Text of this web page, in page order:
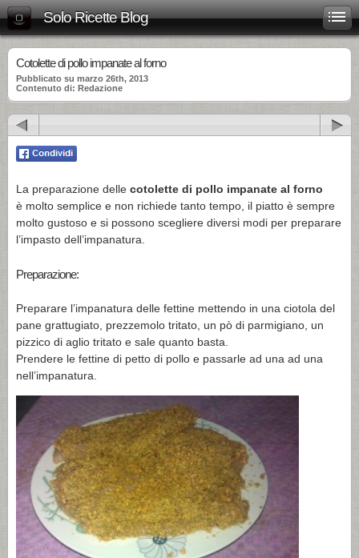
Solo Ricette Blog
Cotolette di pollo impanate al forno
Pubblicato su marzo 26th, 2013
Contenuto di: Redazione
La preparazione delle cotolette di pollo impanate al forno
è molto semplice e non richiede tanto tempo, il piatto è sempre
molto gustoso e si possono scegliere diversi modi per preparare
l’impasto dell’impanatura.
Preparazione:
Preparare l’impanatura delle fettine mettendo in una ciotola del
pane grattugiato, prezzemolo tritato, un pò di parmigiano, un
pizzico di aglio tritato e sale quanto basta.
Prendere le fettine di petto di pollo e passarle ad una ad una
nell’impanatura.